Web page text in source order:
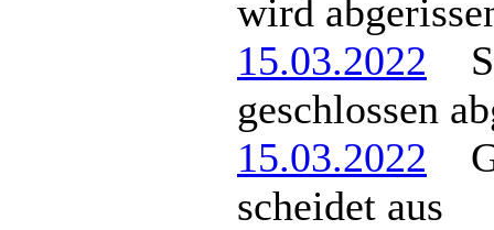
wird
15.03.2022
geschlossen
15.03.2022
scheidet aus